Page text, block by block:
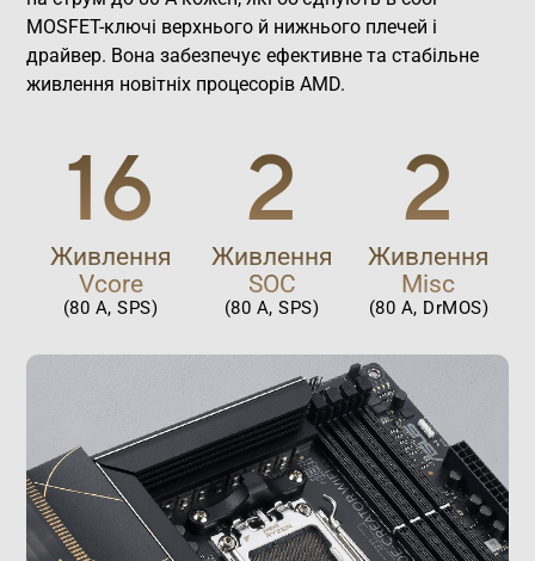
MOSFET-ключі верхнього й нижнього плечей і
драйвер. Вона забезпечує ефективне та стабільне
живлення новітніх процесорів AMD.
16
Живлення
Vcore
(80 A, SPS)
2
Живлення
SOC
(80 A, SPS)
2
Живлення
Misc
(80 А, DrMOS)​